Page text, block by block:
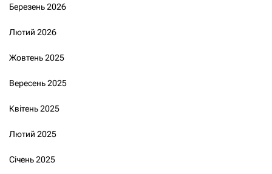
Березень 2026
Лютий 2026
Жовтень 2025
Вересень 2025
Квітень 2025
Лютий 2025
Січень 2025